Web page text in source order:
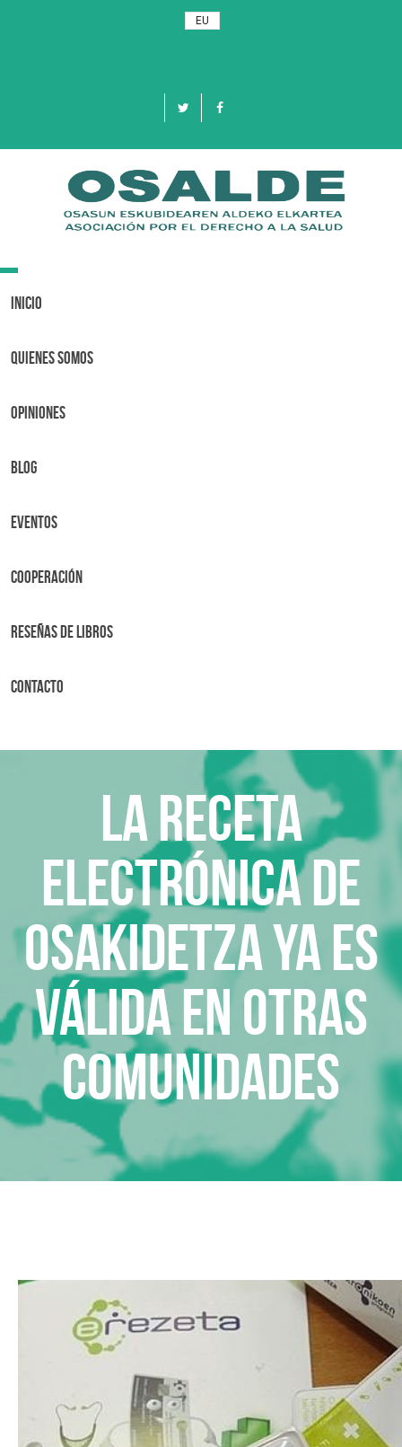
EU
Toggle
Inicio
Quienes Somos
OPINIONES
BLOG
Eventos
Cooperación
Reseñas de libros
Contacto
La receta
electrónica de
Osakidetza ya es
válida en otras
comunidades